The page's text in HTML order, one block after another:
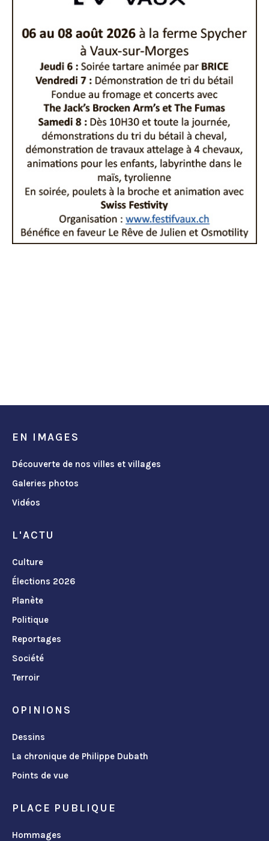
EN IMAGES
Découverte de nos villes et villages
Galeries photos
Vidéos
L'ACTU
Culture
Élections 2026
Planète
Politique
Reportages
Société
Terroir
OPINIONS
Dessins
La chronique de Philippe Dubath
Points de vue
PLACE PUBLIQUE
Hommages